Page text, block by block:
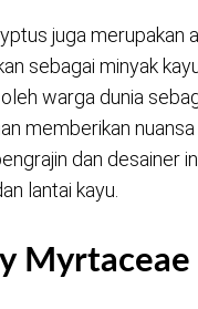
juga merupakan
sebagai minyak
warga dunia
memberikan
dan desainer
lantai kayu.
Myrtaceae